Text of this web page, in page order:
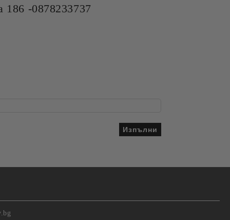
-0878233737